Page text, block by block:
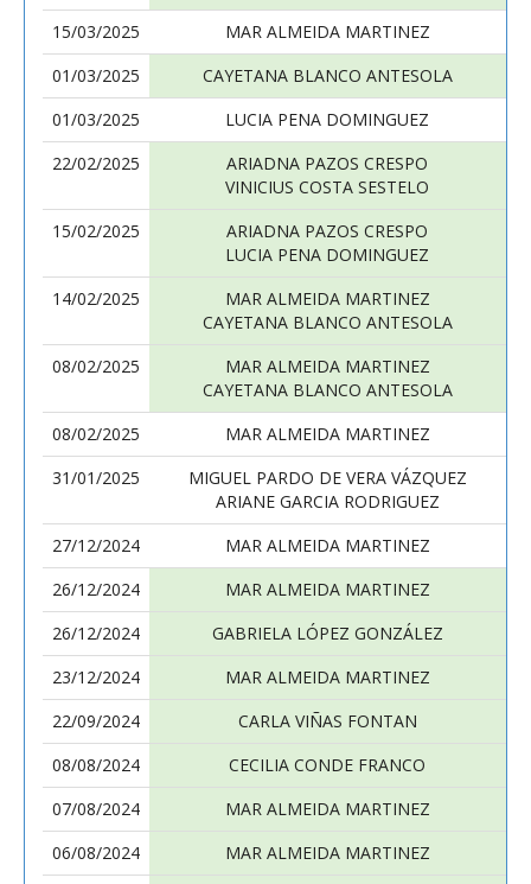
15/03/2025
MAR ALMEIDA MARTINEZ
01/03/2025
CAYETANA BLANCO ANTESOLA
01/03/2025
LUCIA PENA DOMINGUEZ
22/02/2025
ARIADNA PAZOS CRESPO
VINICIUS COSTA SESTELO
15/02/2025
ARIADNA PAZOS CRESPO
LUCIA PENA DOMINGUEZ
14/02/2025
MAR ALMEIDA MARTINEZ
CAYETANA BLANCO ANTESOLA
08/02/2025
MAR ALMEIDA MARTINEZ
CAYETANA BLANCO ANTESOLA
08/02/2025
MAR ALMEIDA MARTINEZ
31/01/2025
MIGUEL PARDO DE VERA VÁZQUEZ
ARIANE GARCIA RODRIGUEZ
27/12/2024
MAR ALMEIDA MARTINEZ
26/12/2024
MAR ALMEIDA MARTINEZ
26/12/2024
GABRIELA LÓPEZ GONZÁLEZ
23/12/2024
MAR ALMEIDA MARTINEZ
22/09/2024
CARLA VIÑAS FONTAN
08/08/2024
CECILIA CONDE FRANCO
07/08/2024
MAR ALMEIDA MARTINEZ
06/08/2024
MAR ALMEIDA MARTINEZ